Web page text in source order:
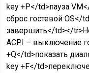
key +P</td>пауза
сброс гостевой OS</
завершить</td></
ACPI – выключение
+Q</td>показать
key +F</